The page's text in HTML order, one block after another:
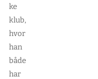
ke
klub,
hvor
han
både
har